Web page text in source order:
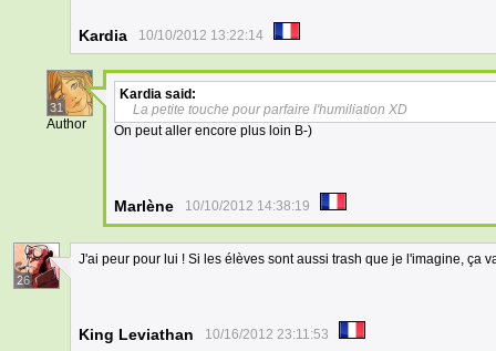
Kardia 10/10/2012 13:22:14
31
Author
Kardia said:
La petite touche pour parfaire l'humiliation XD
On peut aller encore plus loin B-)
Marlène 10/10/2012 14:38:19
26
J'ai peur pour lui ! Si les élèves sont aussi trash que je l'imagine, ça
King Leviathan 10/16/2012 23:11:53